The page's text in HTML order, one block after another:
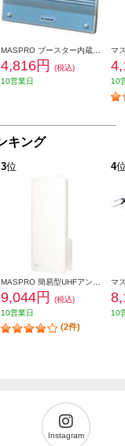
4,816円
(税込)
10営業日
10
キング
3位
9,044円
(税込)
10営業日
(2件)
4
10
Instagram